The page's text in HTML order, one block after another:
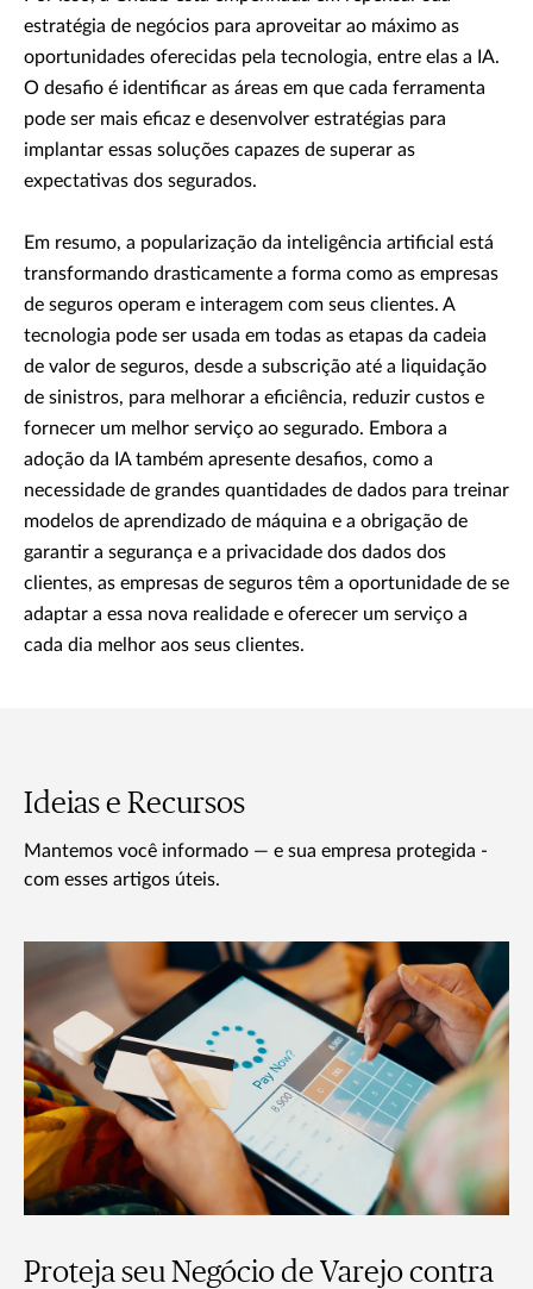
estratégia de negócios para aproveitar ao máximo as
oportunidades oferecidas pela tecnologia, entre elas a IA.
O desafio é identificar as áreas em que cada ferramenta
pode ser mais eficaz e desenvolver estratégias para
implantar essas soluções capazes de superar as
expectativas dos segurados.
Em resumo, a popularização da inteligência artificial está
transformando drasticamente a forma como as empresas
de seguros operam e interagem com seus clientes. A
tecnologia pode ser usada em todas as etapas da cadeia
de valor de seguros, desde a subscrição até a liquidação
de sinistros, para melhorar a eficiência, reduzir custos e
fornecer um melhor serviço ao segurado. Embora a
adoção da IA também apresente desafios, como a
necessidade de grandes quantidades de dados para treinar
modelos de aprendizado de máquina e a obrigação de
garantir a segurança e a privacidade dos dados dos
clientes, as empresas de seguros têm a oportunidade de se
adaptar a essa nova realidade e oferecer um serviço a
cada dia melhor aos seus clientes.
Ideias e Recursos
Mantemos você informado — e sua empresa protegida -
com esses artigos úteis.
Proteja seu Negócio de Varejo contra